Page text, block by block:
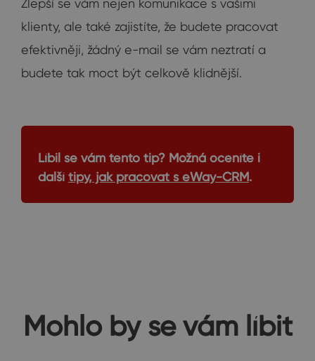
Zlepší se vám nejen komunikace s vašimi
klienty, ale také zajistíte, že budete pracovat
efektivněji, žádný e-mail se vám neztratí a
budete tak moct být celkově klidnější.
Líbil se vám tento tip? Možná oceníte i
další tipy, jak pracovat s eWay-CRM.
Mohlo by se vám líbit